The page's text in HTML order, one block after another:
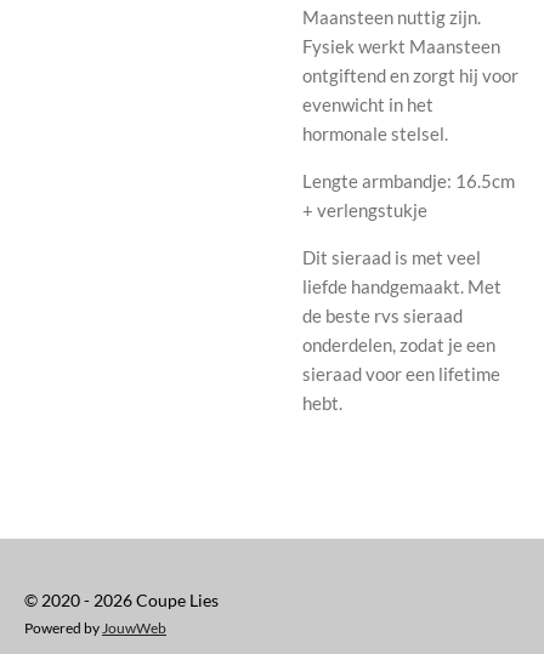
Maansteen nuttig zijn.
Fysiek werkt Maansteen
ontgiftend en zorgt hij voor
evenwicht in het
hormonale stelsel.
Lengte armbandje: 16.5cm
+ verlengstukje
Dit sieraad is met veel
liefde handgemaakt. Met
de beste rvs sieraad
onderdelen, zodat je een
sieraad voor een lifetime
hebt.
© 2020 - 2026 Coupe Lies
Powered by JouwWeb